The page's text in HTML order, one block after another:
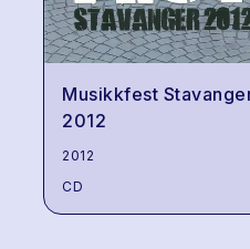
Musikkfest
2012
2012
CD